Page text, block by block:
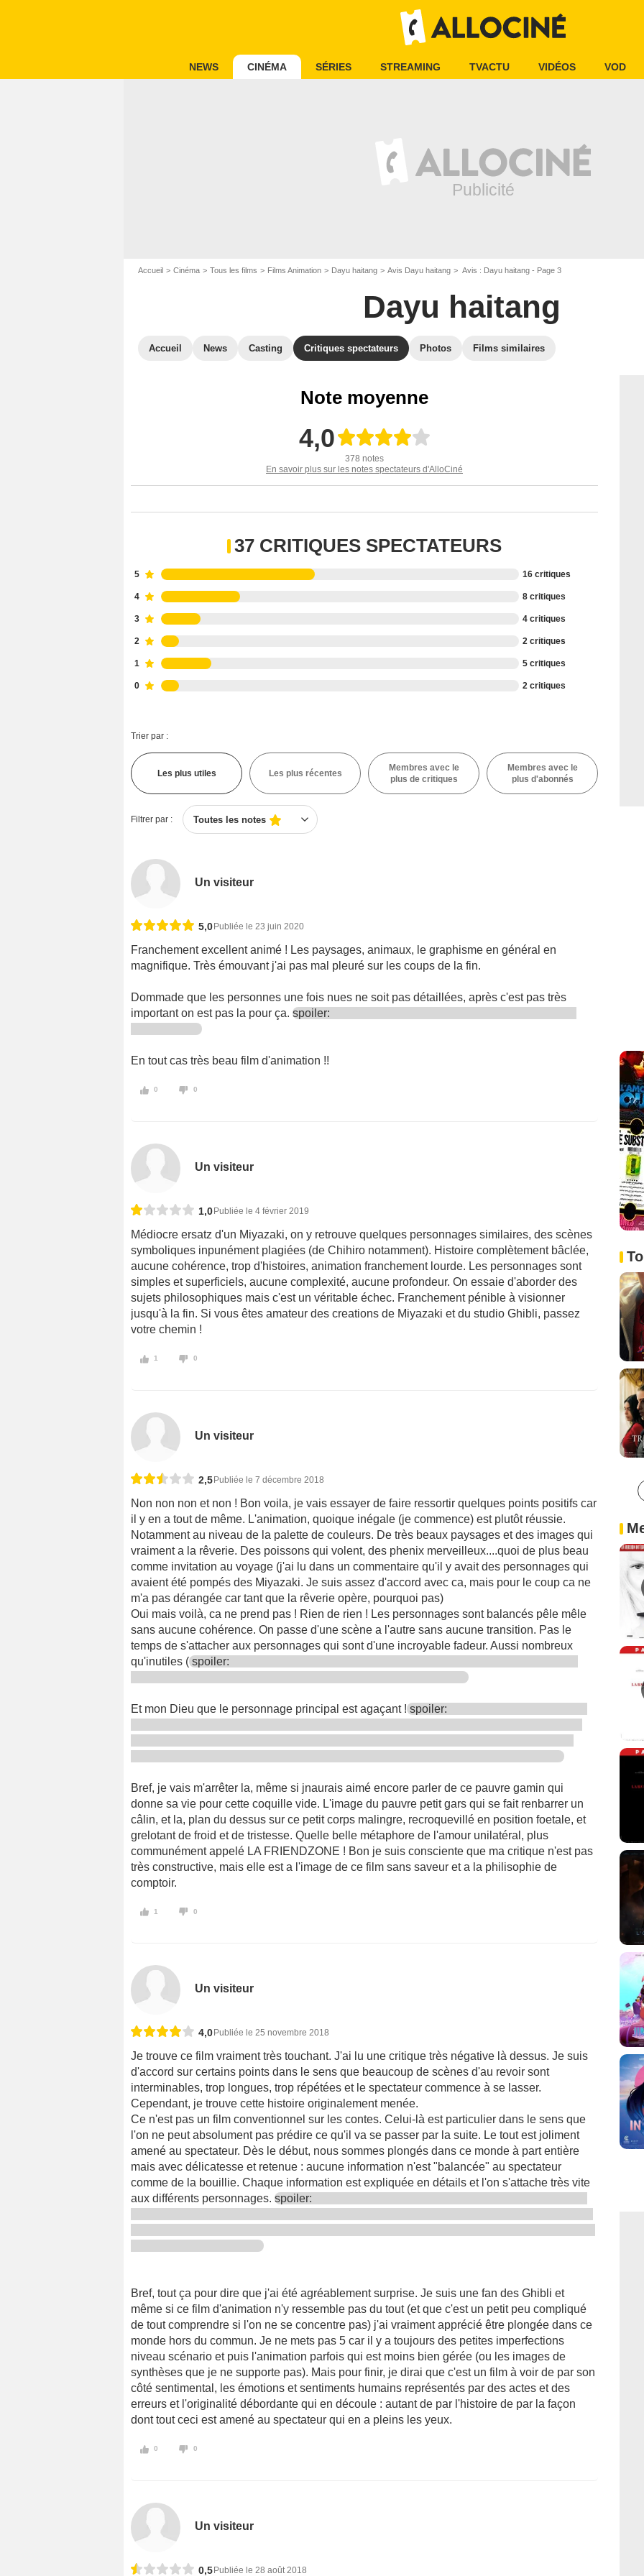
NEWS CINÉMA SÉRIES STREAMING TVACTU VIDÉOS VOD
Accueil Cinéma Tous les films Films Animation Dayu haitang Avis Dayu haitang Avis : Dayu haitang - Page 3
Dayu haitang
Accueil News Casting Critiques spectateurs Photos Films similaires
Note moyenne
4,0
378 notes
En savoir plus sur les notes spectateurs d'AlloCiné
37 CRITIQUES SPECTATEURS
5 16 critiques
4 8 critiques
3 4 critiques
2 2 critiques
1 5 critiques
0 2 critiques
Trier par :
Les plus utiles Les plus récentes
Membres avec le
plus de critiques
Membres avec le
plus d'abonnés
Filtrer par : Toutes les notes
Un visiteur
5,0 Publiée le 23 juin 2020
Franchement excellent animé ! Les paysages, animaux, le graphisme en général en
magnifique. Très émouvant j'ai pas mal pleuré sur les coups de la fin.
Dommade que les personnes une fois nues ne soit pas détaillées, après c'est pas très
important on est pas la pour ça. spoiler:
En tout cas très beau film d'animation !!
0 0
Un visiteur
1,0Publiée le 4 février 2019
Médiocre ersatz d'un Miyazaki, on y retrouve quelques personnages similaires, des scènes
symboliques inpunément plagiées (de Chihiro notamment). Histoire complètement bâclée,
aucune cohérence, trop d'histoires, animation franchement lourde. Les personnages sont
simples et superficiels, aucune complexité, aucune profondeur. On essaie d'aborder des
sujets philosophiques mais c'est un véritable échec. Franchement pénible à visionner
jusqu'à la fin. Si vous êtes amateur des creations de Miyazaki et du studio Ghibli, passez
votre chemin !
1 0
Un visiteur
2,5Publiée le 7 décembre 2018
Non non non et non ! Bon voila, je vais essayer de faire ressortir quelques points positifs car
il y en a tout de même. L'animation, quoique inégale (je commence) est plutôt réussie.
Notamment au niveau de la palette de couleurs. De très beaux paysages et des images qui
vraiment a la rêverie. Des poissons qui volent, des phenix merveilleux....quoi de plus beau
comme invitation au voyage (j'ai lu dans un commentaire qu'il y avait des personnages qui
avaient été pompés des Miyazaki. Je suis assez d'accord avec ca, mais pour le coup ca ne
m'a pas dérangée car tant que la rêverie opère, pourquoi pas)
Oui mais voilà, ca ne prend pas ! Rien de rien ! Les personnages sont balancés pêle mêle
sans aucune cohérence. On passe d'une scène a l'autre sans aucune transition. Pas le
temps de s'attacher aux personnages qui sont d'une incroyable fadeur. Aussi nombreux
qu'inutiles ( spoiler:
Et mon Dieu que le personnage principal est agaçant ! spoiler:
Bref, je vais m'arrêter la, même si jnaurais aimé encore parler de ce pauvre gamin qui
donne sa vie pour cette coquille vide. L'image du pauvre petit gars qui se fait renbarrer un
câlin, et la, plan du dessus sur ce petit corps malingre, recroquevillé en position foetale, et
grelotant de froid et de tristesse. Quelle belle métaphore de l'amour unilatéral, plus
communément appelé LA FRIENDZONE ! Bon je suis consciente que ma critique n'est pas
très constructive, mais elle est a l'image de ce film sans saveur et a la philisophie de
comptoir.
1 0
Un visiteur
4,0 Publiée le 25 novembre 2018
Je trouve ce film vraiment très touchant. J'ai lu une critique très négative là dessus. Je suis
d'accord sur certains points dans le sens que beaucoup de scènes d'au revoir sont
interminables, trop longues, trop répétées et le spectateur commence à se lasser.
Cependant, je trouve cette histoire originalement menée.
Ce n'est pas un film conventionnel sur les contes. Celui-là est particulier dans le sens que
l'on ne peut absolument pas prédire ce qu'il va se passer par la suite. Le tout est joliment
amené au spectateur. Dès le début, nous sommes plongés dans ce monde à part entière
mais avec délicatesse et retenue : aucune information n'est "balancée" au spectateur
comme de la bouillie. Chaque information est expliquée en détails et l'on s'attache très vite
aux différents personnages. spoiler:
Bref, tout ça pour dire que j'ai été agréablement surprise. Je suis une fan des Ghibli et
même si ce film d'animation n'y ressemble pas du tout (et que c'est un petit peu compliqué
de tout comprendre si l'on ne se concentre pas) j'ai vraiment apprécié être plongée dans ce
monde hors du commun. Je ne mets pas 5 car il y a toujours des petites imperfections
niveau scénario et puis l'animation parfois qui est moins bien gérée (ou les images de
synthèses que je ne supporte pas). Mais pour finir, je dirai que c'est un film à voir de par son
côté sentimental, les émotions et sentiments humains représentés par des actes et des
erreurs et l'originalité débordante qui en découle : autant de par l'histoire de par la façon
dont tout ceci est amené au spectateur qui en a pleins les yeux.
0 0
Un visiteur
0,5 Publiée le 28 août 2018